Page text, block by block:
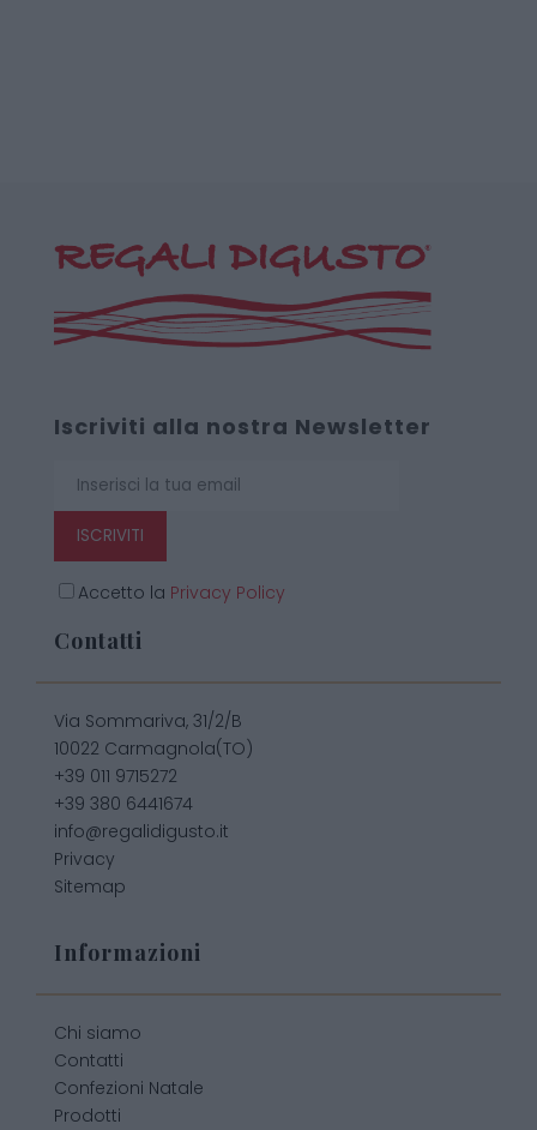
Iscriviti alla nostra Newsletter
ISCRIVITI
Accetto la Privacy Policy
Contatti
Via Sommariva, 31/2/B
10022 Carmagnola(TO)
+39 011 9715272
+39 380 6441674
info@regalidigusto.it
Privacy
Sitemap
Informazioni
Chi siamo
Contatti
Confezioni Natale
Prodotti